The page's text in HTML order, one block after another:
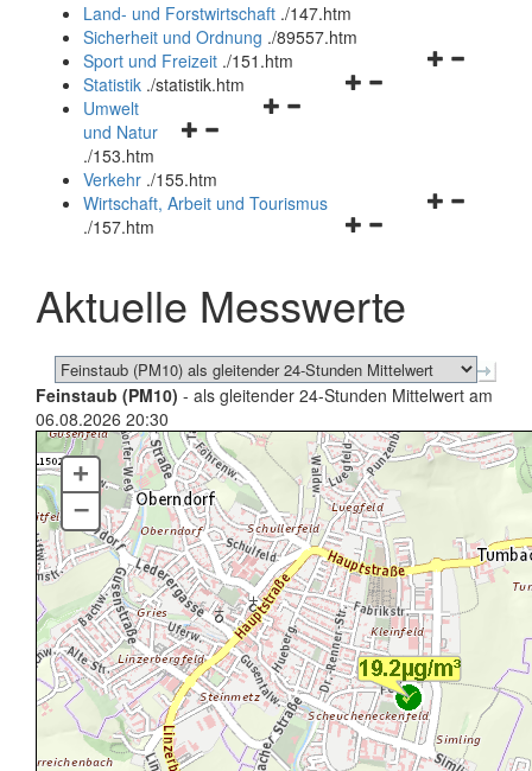
und
schließen
Land- und Forstwirtschaft ./147.htm
Sicherheit und Ordnung ./89557.htm
Navigationsmenü
Sport und Freizeit ./151.htm
Navigationsmenü
Statistik ./statistik.htm
Navigationsmenü
und
schließen
Umwelt
und Natur
./153.htm
Verkehr ./155.htm
Navigationsmenü
schließen
Wirtschaft, Arbeit und Tourismus
./157.htm
Aktuelle Messwerte
Feinstaub (PM10) - als gleitender 24-Stunden Mittelwert am
06.08.2026 20:30
+
–